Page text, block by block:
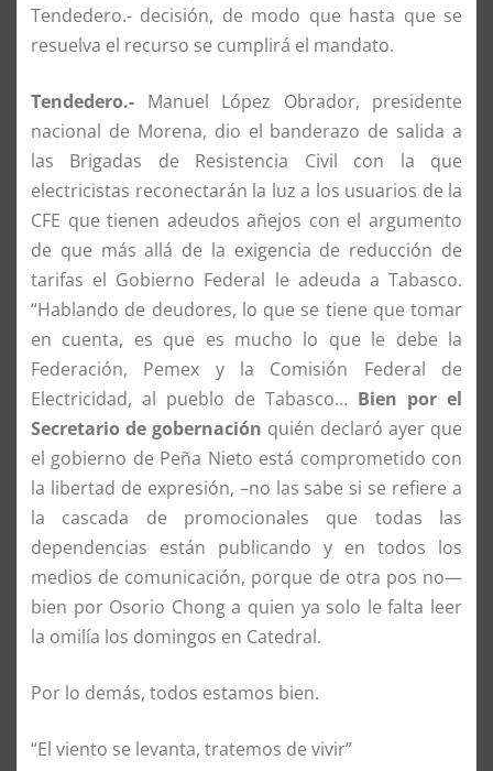
Tendedero.- decisión, de modo que hasta que se
resuelva el recurso se cumplirá el mandato.
Tendedero.- Manuel López Obrador, presidente
nacional de Morena, dio el banderazo de salida a
las Brigadas de Resistencia Civil con la que
electricistas reconectarán la luz a los usuarios de la
CFE que tienen adeudos añejos con el argumento
de que más allá de la exigencia de reducción de
tarifas el Gobierno Federal le adeuda a Tabasco.
“Hablando de deudores, lo que se tiene que tomar
en cuenta, es que es mucho lo que le debe la
Federación, Pemex y la Comisión Federal de
Electricidad, al pueblo de Tabasco… Bien por el
Secretario de gobernación quién declaró ayer que
el gobierno de Peña Nieto está comprometido con
la libertad de expresión, –no las sabe si se refiere a
la cascada de promocionales que todas las
dependencias están publicando y en todos los
medios de comunicación, porque de otra pos no—
bien por Osorio Chong a quien ya solo le falta leer
la omilía los domingos en Catedral.
Por lo demás, todos estamos bien.
“El viento se levanta, tratemos de vivir”